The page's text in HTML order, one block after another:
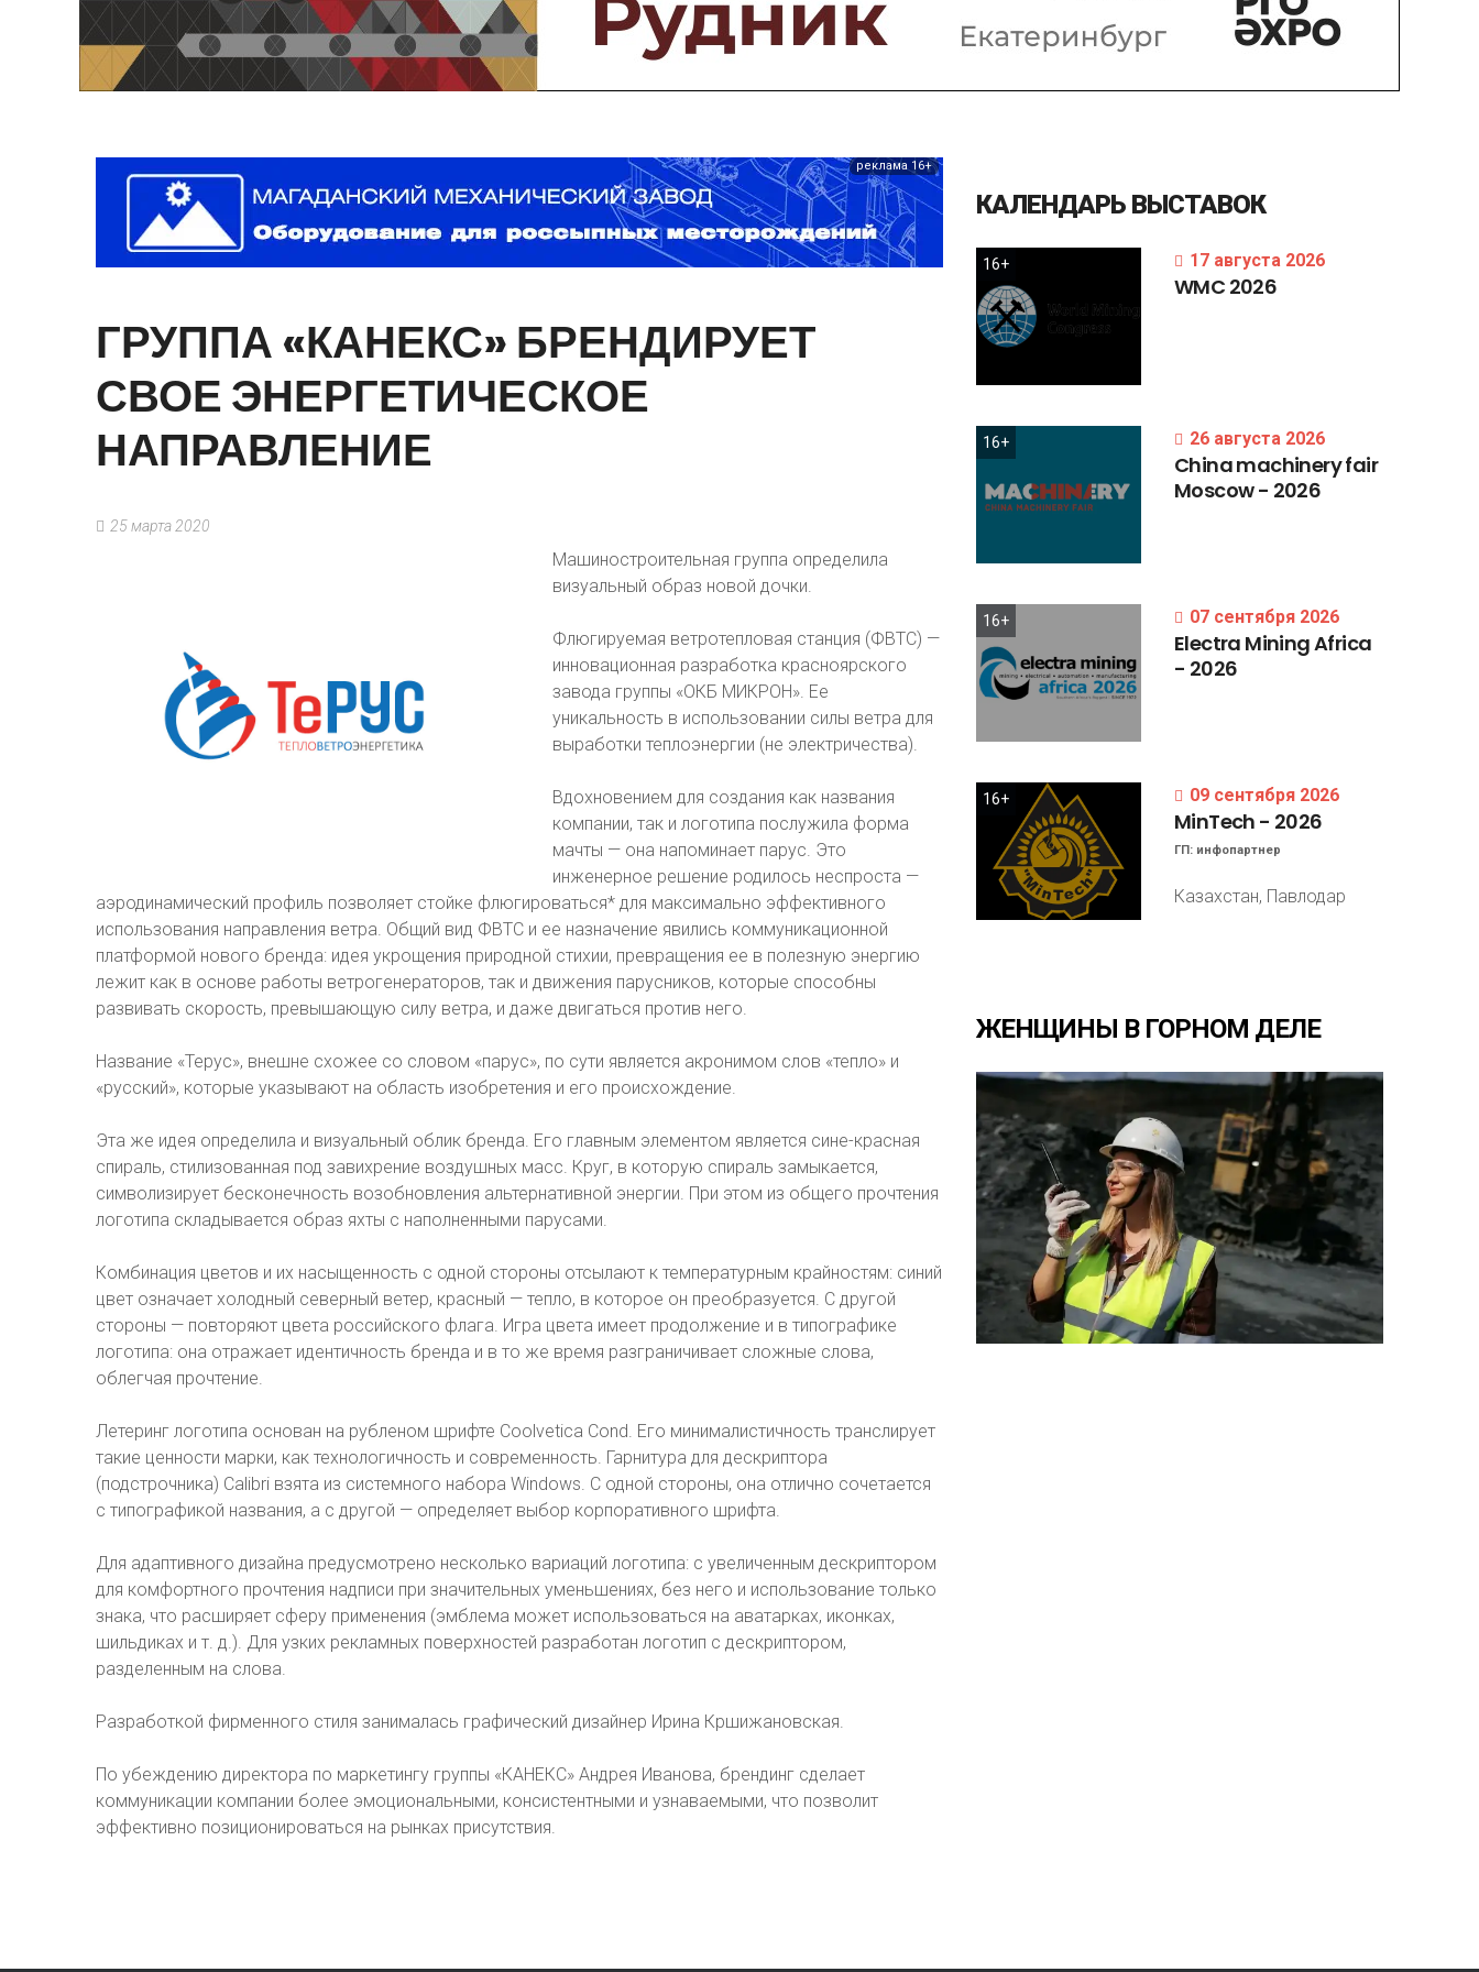
Предприятия и компании
Интервью
Выставки, Конференции
реклама 16+
ГРУППА«КАНЕКС»БРЕНДИРУЕТ
СВОЕЭНЕРГЕТИЧЕСКОЕ
НАПРАВЛЕНИЕ
25 марта 2020
Машиностроительная группа определила
визуальный образ новой дочки.
Флюгируемая ветротепловая станция (ФВТС) —
инновационная разработка красноярского
завода группы «ОКБ МИКРОН». Ее
уникальность в использовании силы ветра для
выработки теплоэнергии (не электричества).
Вдохновением для создания как названия
компании, так и логотипа послужила форма
мачты — она напоминает парус. Это
инженерное решение родилось неспроста —
аэродинамический профиль позволяет стойке флюгироваться* для максимально эффективного
использования направления ветра. Общий вид ФВТС и ее назначение явились коммуникационной
платформой нового бренда: идея укрощения природной стихии, превращения ее в полезную энергию
лежит как в основе работы ветрогенераторов, так и движения парусников, которые способны
развивать скорость, превышающую силу ветра, и даже двигаться против него.
Название «Терус», внешне схожее со словом «парус», по сути является акронимом слов «тепло» и
«русский», которые указывают на область изобретения и его происхождение.
Эта же идея определила и визуальный облик бренда. Его главным элементом является сине-красная
спираль, стилизованная под завихрение воздушных масс. Круг, в которую спираль замыкается,
символизирует бесконечность возобновления альтернативной энергии. При этом из общего прочтения
логотипа складывается образ яхты с наполненными парусами.
Комбинация цветов и их насыщенность с одной стороны отсылают к температурным крайностям: синий
цвет означает холодный северный ветер, красный — тепло, в которое он преобразуется. С другой
стороны — повторяют цвета российского флага. Игра цвета имеет продолжение и в типографике
логотипа: она отражает идентичность бренда и в то же время разграничивает сложные слова,
облегчая прочтение.
Летеринг логотипа основан на рубленом шрифте Coolvetica Cond. Его минималистичность транслирует
такие ценности марки, как технологичность и современность. Гарнитура для дескриптора
(подстрочника) Calibri взята из системного набора Windows. С одной стороны, она отлично сочетается
с типографикой названия, а с другой — определяет выбор корпоративного шрифта.
Для адаптивного дизайна предусмотрено несколько вариаций логотипа: с увеличенным дескриптором
для комфортного прочтения надписи при значительных уменьшениях, без него и использование только
знака, что расширяет сферу применения (эмблема может использоваться на аватарках, иконках,
шильдиках и т. д.). Для узких рекламных поверхностей разработан логотип с дескриптором,
разделенным на слова.
Разработкой фирменного стиля занималась графический дизайнер Ирина Кршижановская.
По убеждению директора по маркетингу группы «КАНЕКС» Андрея Иванова, брендинг сделает
коммуникации компании более эмоциональными, консистентными и узнаваемыми, что позволит
эффективно позиционироваться на рынках присутствия.
КАЛЕНДАРЬ ВЫСТАВОК
16+ 17 августа 2026
WMC 2026
16+ 26 августа 2026
Chinamachineryfair
Moscow- 2026
16+ 07 сентября 2026
Electra MiningAfrica
- 2026
16+ 09 сентября 2026
MinTech - 2026
ГП: инфопартнер
Казахстан, Павлодар
ЖЕНЩИНЫ В ГОРНОМ ДЕЛЕ